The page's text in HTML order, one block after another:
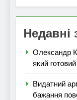
Недавні
Олександр
який
Видатний
бажання